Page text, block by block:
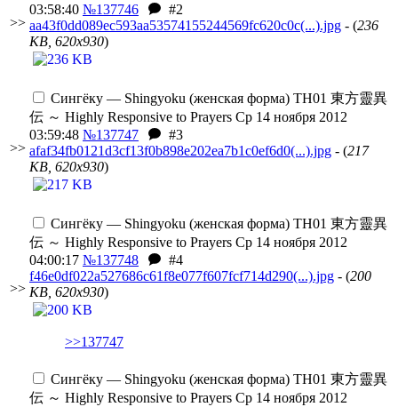
>>
03:58:40 №137746
#2
aa43f0dd089ec593aa53574155244569fc620c0c(...).jpg - (236
KB, 620x930)
>>
Сингёку — Shingyoku (женская форма) TH01 東方靈異
伝 ～ Highly Responsive to Prayers Ср 14 ноября 2012
03:59:48 №137747
#3
afaf34fb0121d3cf13f0b898e202ea7b1c0ef6d0(...).jpg - (217
KB, 620x930)
>>
Сингёку — Shingyoku (женская форма) TH01 東方靈異
伝 ～ Highly Responsive to Prayers Ср 14 ноября 2012
04:00:17 №137748
#4
f46e0df022a527686c61f8e077f607fcf714d290(...).jpg - (200
KB, 620x930)
>>137747
Сингёку — Shingyoku (женская форма) TH01 東方靈異
伝 ～ Highly Responsive to Prayers Ср 14 ноября 2012